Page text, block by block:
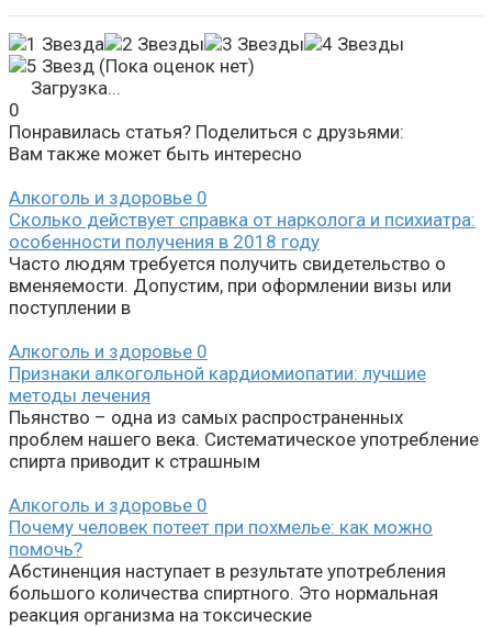
(Пока оценок нет)
Загрузка...
0
Понравилась статья? Поделиться с друзьями:
Вам также может быть интересно
Алкоголь и здоровье 0
Сколько действует справка от нарколога и психиатра:
особенности получения в 2018 году
Часто людям требуется получить свидетельство о
вменяемости. Допустим, при оформлении визы или
поступлении в
Алкоголь и здоровье 0
Признаки алкогольной кардиомиопатии: лучшие
методы лечения
Пьянство – одна из самых распространенных
проблем нашего века. Систематическое употребление
спирта приводит к страшным
Алкоголь и здоровье 0
Почему человек потеет при похмелье: как можно
помочь?
Абстиненция наступает в результате употребления
большого количества спиртного. Это нормальная
реакция организма на токсические